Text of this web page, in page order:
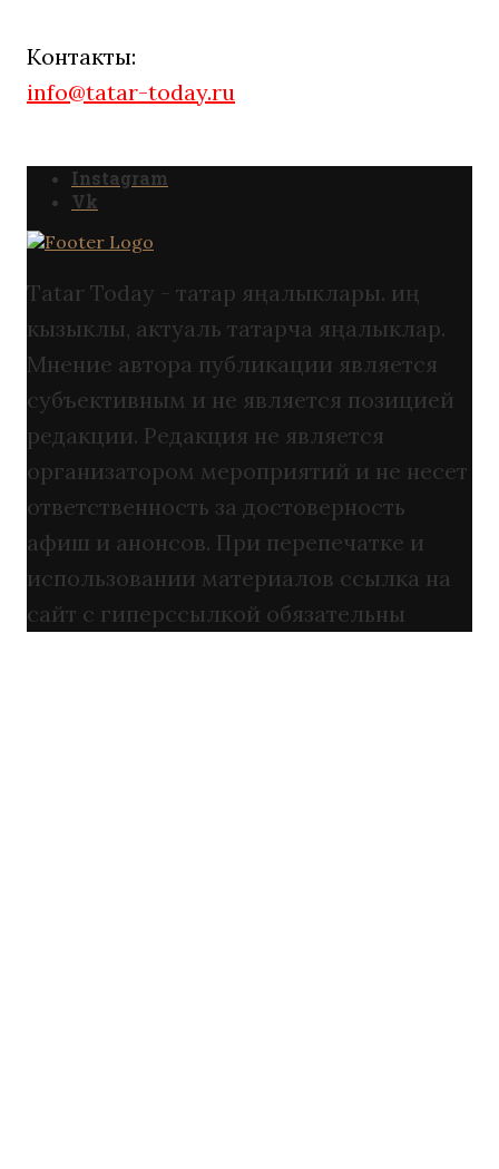
Контакты:
info@tatar-today.ru
Instagram
Vk
Tatar Today - татар яңалыклары. иң
кызыклы, актуаль татарча яңалыклар.
Мнение автора публикации является
субъективным и не является позицией
редакции. Редакция не является
организатором мероприятий и не несет
ответственность за достоверность
афиш и анонсов. При перепечатке и
использовании материалов ссылка на
сайт с гиперссылкой обязательны